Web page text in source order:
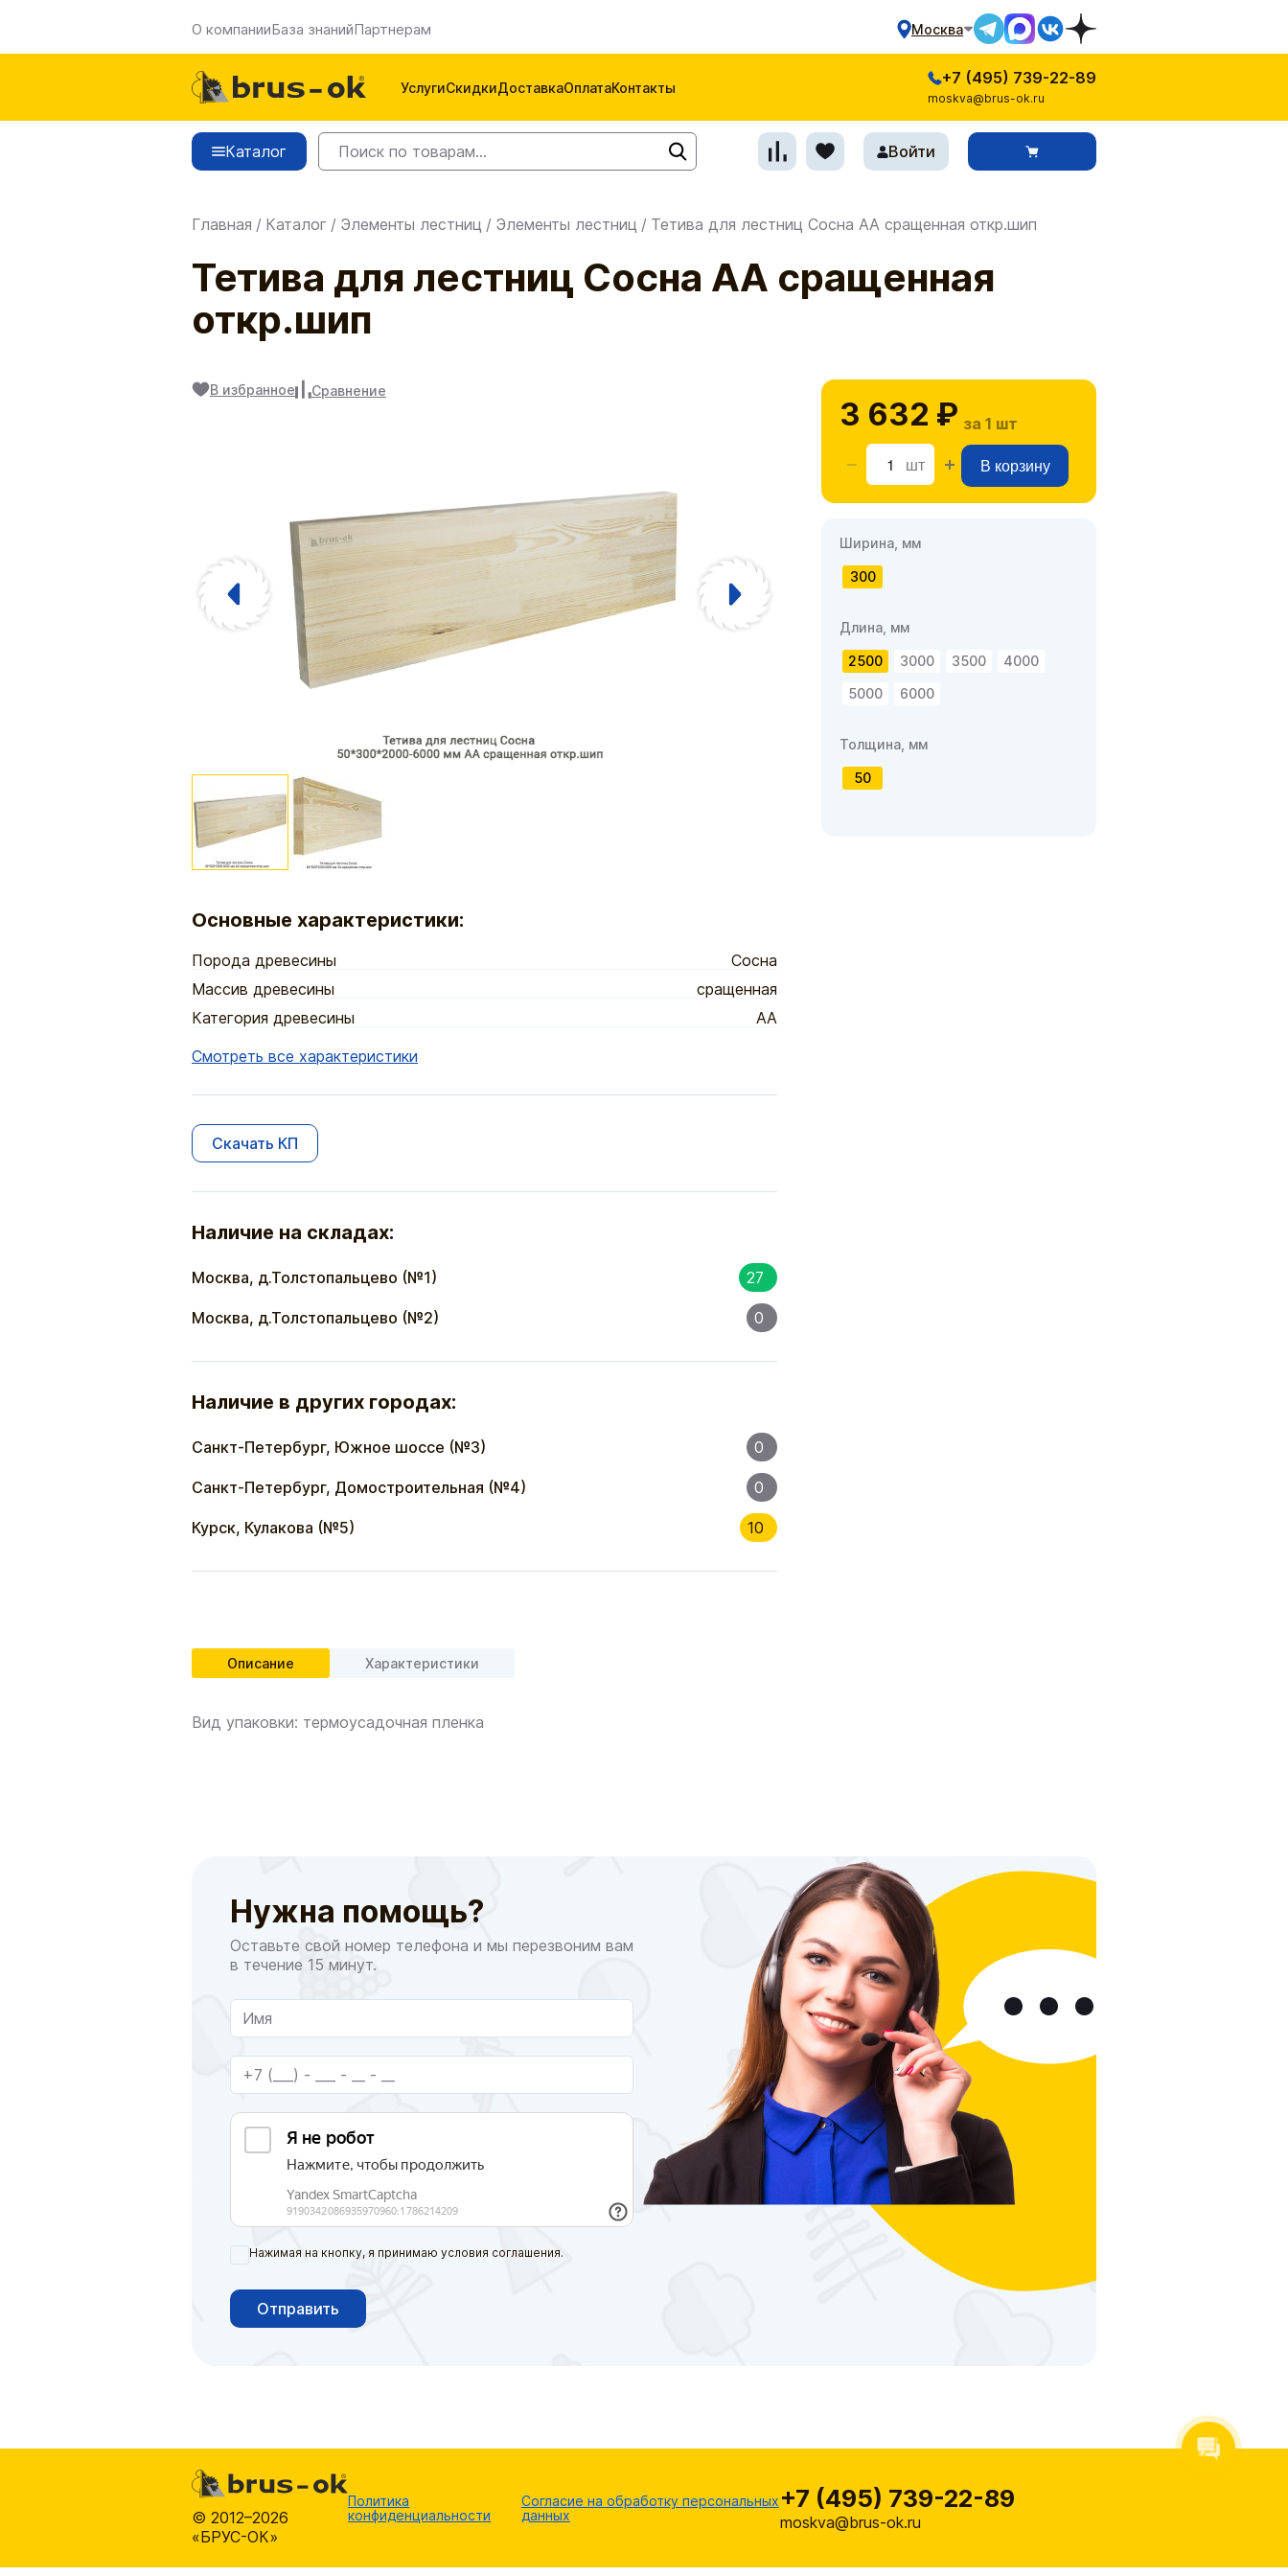
О компанииБаза знанийПартнерам Москва
УслугиСкидкиДоставкаОплатаКонтакты
+7 (495) 739-22-89
moskva@brus-ok.ru
Каталог Войти
Главная / Каталог / Элементы лестниц / Элементы лестниц / Тетива для лестниц Сосна АА сращенная откр.шип
Тетива для лестниц Сосна АА сращенная
откр.шип
В избранное Сравнение
Основные характеристики:
Порода древесины
Сосна
Массив древесины
сращенная
Категория древесины
АА
Смотреть все характеристики
Скачать КП
Наличие на складах:
Москва, д.Толстопальцево (№1) 27
Москва, д.Толстопальцево (№2) 0
Наличие в других городах:
Санкт-Петербург, Южное шоссе (№3) 0
Санкт-Петербург, Домостроительная (№4) 0
Курск, Кулакова (№5) 10
Описание Характеристики
Вид упаковки: термоусадочная пленка
3 632 ₽ за 1 шт
шт В корзину
Ширина, мм
300
Длина, мм
2500 3000 3500
4000
5000
6000
Толщина, мм
50
Нужна помощь?
Оставьте свой номер телефона и мы перезвоним вам
в течение 15 минут.
Нажимая на кнопку, я принимаю условия соглашения.
Отправить
© 2012–2026
«БРУС-ОК»
Политика
конфиденциальности
Согласие на обработку персональных
данных
+7 (495) 739-22-89
moskva@brus-ok.ru